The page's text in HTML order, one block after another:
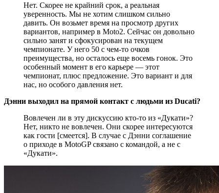
Нет. Скорее не крайний срок, а реальная
уверенность. Мы не хотим слишком сильно
давить. Он возьмет время на просмотр других
вариантов, например в Moto2. Сейчас он довольно
сильно занят и сфокусирован на текущем
чемпионате. У него 50 с чем-то очков
преимущества, но осталось еще восемь гонок. Это
особенный момент в его карьере — этот
чемпионат, плюс предложение. Это вариант и для
нас, но особого давления нет.
Дэнни выходил на прямой контакт с людьми из Ducati?
Вовлечен ли в эту дискуссию кто-то из «Дукати»?
Нет, никто не вовлечен. Они скорее интересуются
как гости [смеется]. В случае с Дэнни соглашение
о приходе в MotoGP связано с командой, а не с
«Дукати».